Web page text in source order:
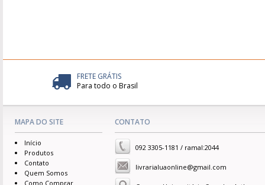
FRETE GRÁTIS
Para todo o Brasil
MAPA DO SITE
Início
Produtos
Contato
Quem Somos
Como Comprar
CONTATO
092 3305-1181 / ramal:2044
livrarialuaonline@gmail.com